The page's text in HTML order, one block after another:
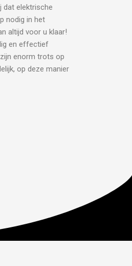
dat elektrische
nodig in het
altijd voor u klaar!
en effectief
enorm trots op
op deze manier